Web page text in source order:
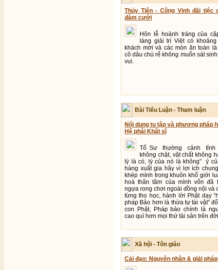
Thủy Tiên - Công Vinh đãi tiệc
đám cưới
Hôn lễ hoành tráng của
làng giải trí Việt có
khách mời và các món ăn toàn
cô dâu chú rể không muốn sát
vui.
Bài Tiểu Luận - Tham luận
Nội dung tu tập và phương pháp
Hệ phái Khất sĩ
Tổ Sư thường cảnh tỉnh
không chật, vật chất không
lý là có, lý của nó là không” ý
hàng xuất gia hãy vì lợi ích
khép mình trong khuôn khổ giới
hoá thân tâm của mình vốn đã
ngựa rong chơi ngoài đồng nội và
từng thọ học, hành lời Phật dạy
pháp Bảo hơn là thừa tự tài vật”
con Phật, Pháp bảo chính là
cao quí hơn mọi thứ tài sản trên đời
Xã hội - Tôn giáo
Cải đạo: Nguyên nhân & giải pháp